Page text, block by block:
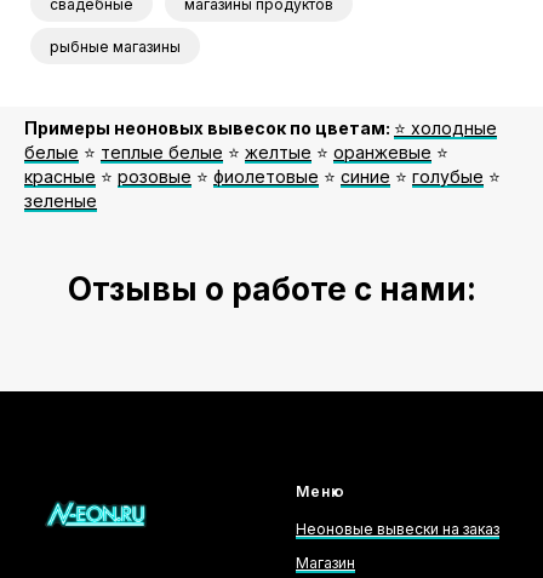
свадебные магазины продуктов
рыбные магазины
Примеры неоновых вывесок по цветам: ⭐️ холодные
белые ⭐️ теплые белые ⭐️ желтые ⭐️ оранжевые ⭐️
красные ⭐️ розовые ⭐️ фиолетовые ⭐️ синие ⭐️ голубые ⭐️
зеленые
Отзывы о работе с нами:
Меню
Неоновые вывески на заказ
Магазин